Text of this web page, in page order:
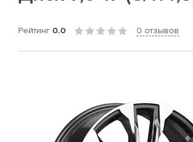
Рейтинг 0.0 0 отзывов